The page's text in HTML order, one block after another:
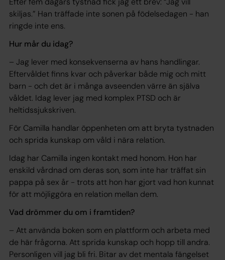
skiljas.” Han träffade inte sonen på födelsedagen - han
ringde inte ens.
Hur mår du idag?
– Jag lever med konsekvenserna av hans handlingar.
Eftervåldet finns kvar och påverkar både mig och mitt
barn - och det är i många avseenden värre än själva
våldet. Idag lever jag med komplex PTSD och är
heltidssjukskriven.
För Camilla handlar öppenheten om att bryta tystnaden
och sprida kunskap om våld i nära relation.
Idag har Camilla ingen kontakt med honom. Hon har
enskild vårdnad om deras son, som inte har träffat sin
pappa på sex år - trots att hon har gjort vad hon kunnat
för att möjliggöra en relation mellan dem.
Vad drömmer du om i framtiden?
– Att använda boken som en plattform och arbeta med
de här frågorna. Att sprida kunskap och hopp till andra.
Personligen vill jag bli fri. Bitar av det mentala fängelset